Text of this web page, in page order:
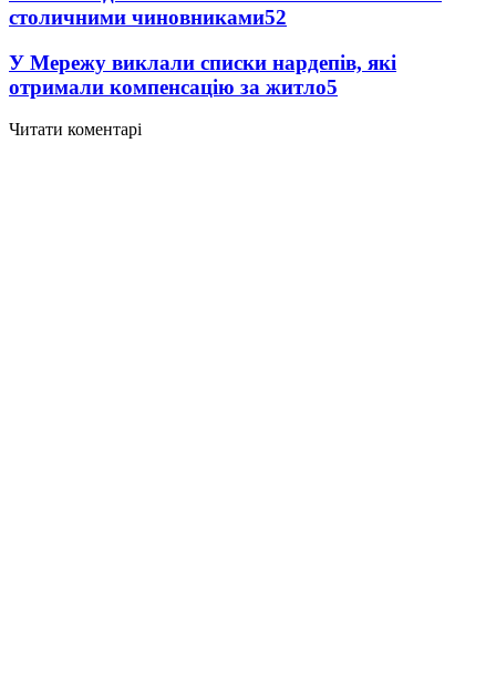
столичними чиновниками52
У Мережу виклали списки нардепів, які
отримали компенсацію за житло5
Читати коментарі